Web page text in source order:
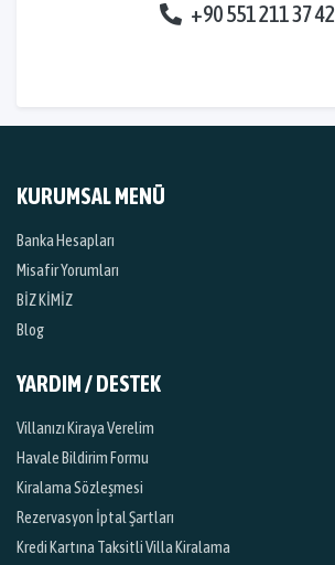
+90 551 211 37 42
KURUMSAL MENÜ
Banka Hesapları
Misafir Yorumları
BİZ KİMİZ
Blog
YARDIM / DESTEK
Villanızı Kiraya Verelim
Havale Bildirim Formu
Kiralama Sözleşmesi
Rezervasyon İptal Şartları
Kredi Kartına Taksitli Villa Kiralama